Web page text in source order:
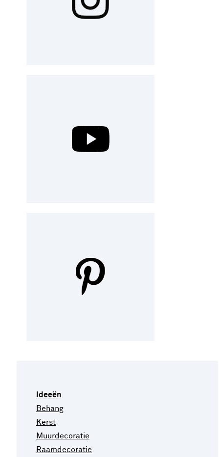
Ideeën
Behang
Kerst
Muurdecoratie
Raamdecoratie